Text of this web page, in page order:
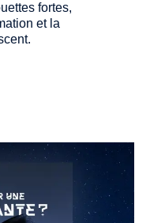
fortes,
et la